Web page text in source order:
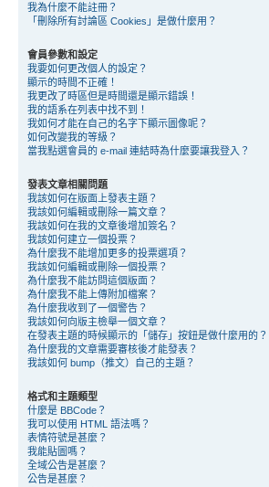
我為什麼不能註冊？
「刪除所有討論區 Cookies」是做什麼用？
會員參數和設定
我要如何更改個人的設定？
顯示的時間不正確！
我更改了時區但是時間還是顯示錯誤！
我的語系在列表中找不到！
我如何才能在自己的名字下顯示圖像呢？
如何改變我的等級？
當我點選會員的 e-mail 連結時為什麼要讓我登入？
發表文章相關問題
我該如何在版面上發表主題？
我該如何編輯或刪除一篇文章？
我該如何在我的文章後增加簽名？
我該如何建立一個投票？
為什麼我不能增加更多的投票選項？
我該如何編輯或刪除一個投票？
為什麼我不能訪問這個版面？
為什麼我不能上傳附加檔案？
為什麼我收到了一個警告？
我該如何向版主檢舉一個文章？
在發表主題的時候顯示的「儲存」按鈕是做什麼用的？
為什麼我的文章需要審核後才能發表？
我該如何 bump（推文）自己的主題？
格式和主題類型
什麼是 BBCode？
我可以使用 HTML 語法嗎？
表情符號是甚麼？
我能貼圖嗎？
全域公告是甚麼？
公告是甚麼？